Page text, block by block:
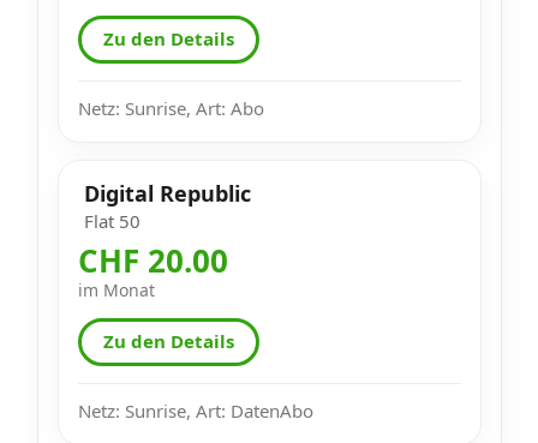
Zu den Details
Netz: Sunrise, Art: Abo
Digital Republic
Flat 50
CHF 20.00
im Monat
Zu den Details
Netz: Sunrise, Art: DatenAbo